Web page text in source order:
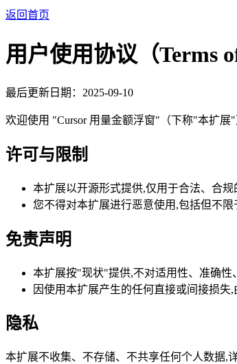
返回首页
用户使用协议（Terms of
最后更新日期：2025-09-10
欢迎使用 "Cursor 用量金额浮窗"（下称"本扩展
许可与限制
本扩展以开源形式提供,仅用于合法、合规
您不得对本扩展进行恶意使用,包括但不
免责声明
本扩展按"现状"提供,不对适用性、准确性
因使用本扩展产生的任何直接或间接损失,
隐私
本扩展不收集、不存储、不共享任何个人数据,